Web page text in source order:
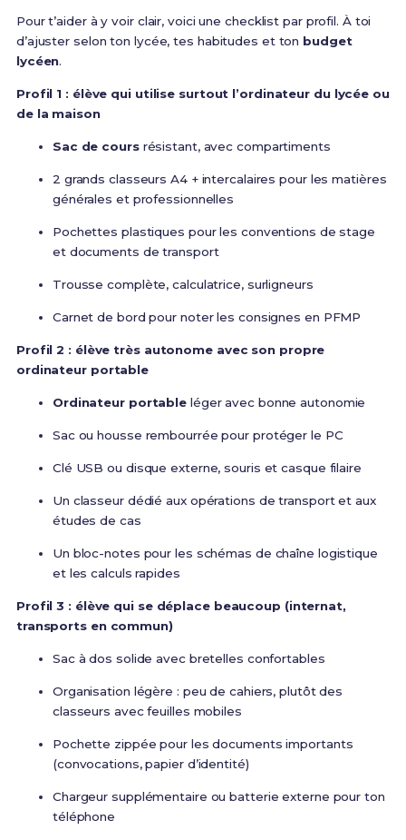
Pour t’aider à y voir clair, voici une checklist par profil. À toi
d’ajuster selon ton lycée, tes habitudes et ton budget
lycéen.
Profil 1 : élève qui utilise surtout l’ordinateur du lycée ou
de la maison
Sac de coursrésistant, avec compartiments
2 grands classeurs A4 + intercalaires pour les matières
générales et professionnelles
Pochettes plastiques pour les conventions de stage
et documents de transport
Trousse complète, calculatrice, surligneurs
Carnet de bord pour noter les consignes en PFMP
Profil 2 : élève très autonome avec son propre
ordinateur portable
Ordinateur portable léger avec bonne autonomie
Sac ou housse rembourrée pour protéger le PC
Clé USB ou disque externe, souris et casque filaire
Un classeur dédié aux opérations de transport et aux
études de cas
Un bloc-notes pour les schémas de chaîne logistique
et les calculs rapides
Profil 3 : élève qui se déplace beaucoup (internat,
transports en commun)
Sac à dos solide avec bretelles confortables
Organisation légère : peu de cahiers, plutôt des
classeurs avec feuilles mobiles
Pochette zippée pour les documents importants
(convocations, papier d’identité)
Chargeur supplémentaire ou batterie externe pour ton
téléphone